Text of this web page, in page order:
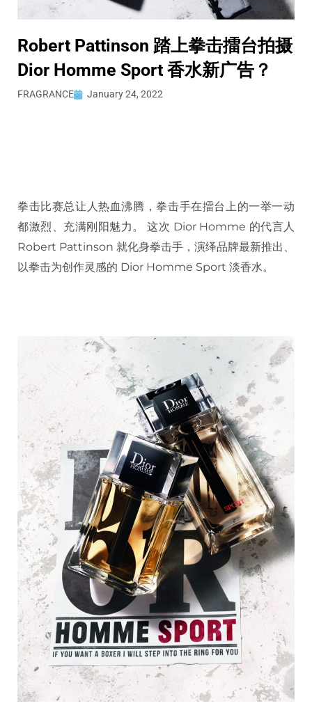
Robert Pattinson 踏上拳击擂台拍摄
Dior Homme Sport 香水新广告？
FRAGRANCE January 24, 2022
拳击比赛总让人热血沸腾，拳击手在擂台上的一举一动
都激烈、充满刚阳魅力。 这次 Dior Homme 的代言人
Robert Pattinson 就化身拳击手，演绎品牌最新推出、
以拳击为创作灵感的 Dior Homme Sport 淡香水。